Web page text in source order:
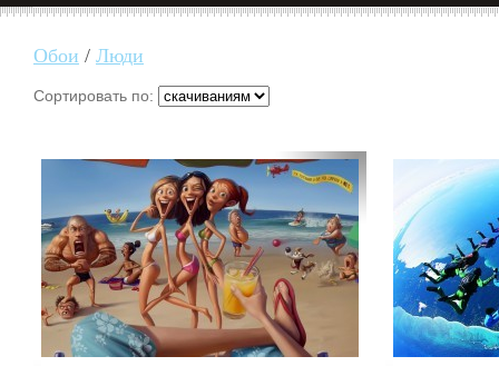
Обои / Люди
Сортировать по: